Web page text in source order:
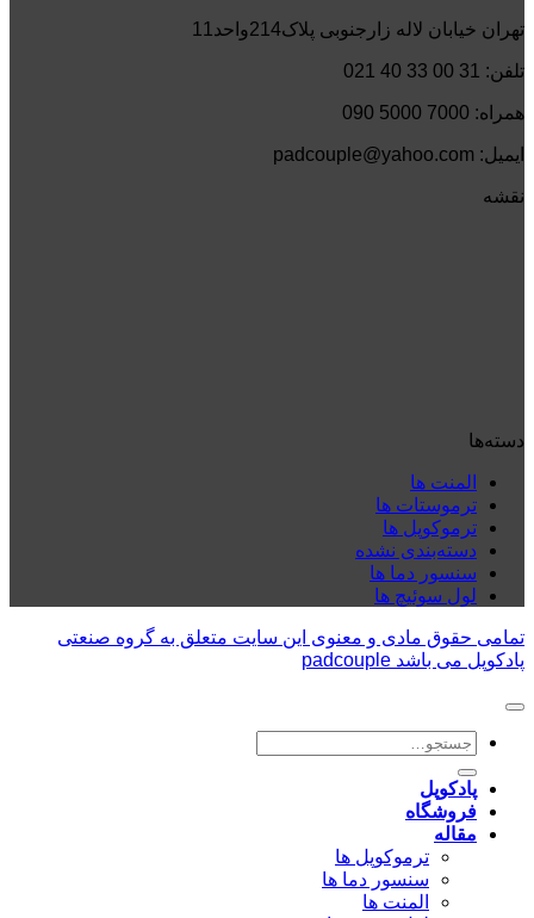
تهران خیابان لاله زارجنوبی پلاک214واحد11
تلفن: 31 00 33 40 021
همراه: 7000 5000 090
ایمیل: padcouple@yahoo.com
نقشه
دسته‌ها
المنت ها
ترموستات ها
ترموکوپل ها
دسته‌بندی نشده
سنسور دما ها
لول سوئیچ ها
تمامی حقوق مادی و معنوی این سایت متعلق به گروه صنعتی
پادکوپل می باشد padcouple
جستجو
پادکوپل
فروشگاه
مقاله
ترموکوپل ها
سنسور دما ها
المنت ها